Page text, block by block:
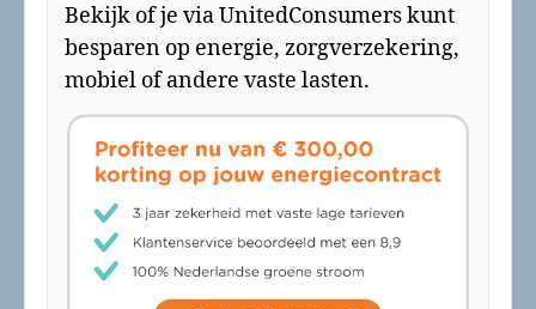
Bekijk of je via UnitedConsumers kunt
besparen op energie, zorgverzekering,
mobiel of andere vaste lasten.